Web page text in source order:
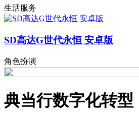
生活服务
SD高达G世代永恒 安卓版
角色扮演
典当行数字化转